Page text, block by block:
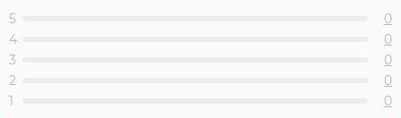
5
0
4
0
3
0
2
0
1
0